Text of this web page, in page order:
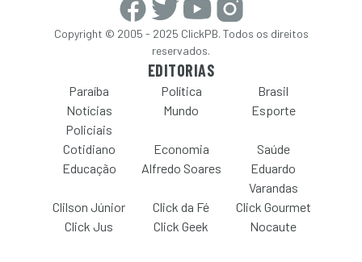
Copyright © 2005 - 2025 ClickPB. Todos os direitos
reservados.
EDITORIAS
Paraíba Política
Brasil
Notícias
Policiais
Mundo Esporte
Cotidiano Economia
Saúde
Educação
Alfredo Soares
Eduardo
Varandas
Clilson Júnior
Click da Fé
Click Gourmet
Click Jus
Click Geek Nocaute